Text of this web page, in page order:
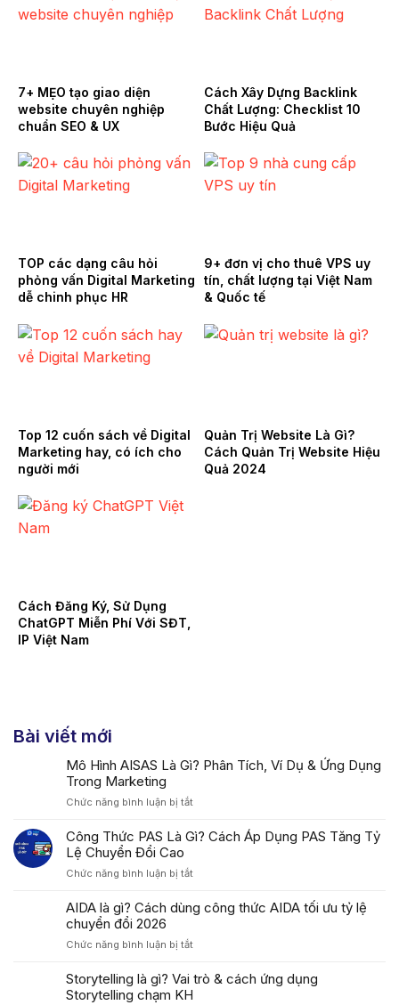
7+ MẸO tạo giao diện
website chuyên nghiệp
chuẩn SEO & UX
Cách Xây Dựng Backlink
Chất Lượng: Checklist 10
Bước Hiệu Quả
TOP các dạng câu hỏi
phỏng vấn Digital Marketing
dễ chinh phục HR
9+ đơn vị cho thuê VPS uy
tín, chất lượng tại Việt Nam
& Quốc tế
Top 12 cuốn sách về Digital
Marketing hay, có ích cho
người mới
Quản Trị Website Là Gì?
Cách Quản Trị Website Hiệu
Quả 2024
Cách Đăng Ký, Sử Dụng
ChatGPT Miễn Phí Với SĐT,
IP Việt Nam
Bài viết mới
Mô Hình AISAS Là Gì? Phân Tích, Ví Dụ & Ứng Dụng
Trong Marketing
Chức năng bình luận bị tắtở
Hình
Gì?
Tích,
Dụng
Công Thức PAS Là Gì? Cách Áp Dụng PAS Tăng Tỷ
Lệ Chuyển Đổi Cao
Chức năng bình luận bị tắtở
Thức
PAS
Gì?
Áp
AIDA là gì? Cách dùng công thức AIDA tối ưu tỷ lệ
chuyển đổi 2026
Chức năng bình luận bị tắtở
là
Storytelling là gì? Vai trò & cách ứng dụng
Storytelling chạm KH